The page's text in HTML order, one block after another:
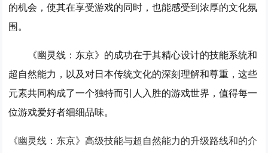
的机会，使其在享受游戏的同时，也能感受到浓厚的文化氛
围。
《幽灵线：东京》的成功在于其精心设计的技能系统和
超自然能力，以及对日本传统文化的深刻理解和尊重，这些
元素共同构成了一个独特而引人入胜的游戏世界，值得每一
位游戏爱好者细细品味。
《幽灵线：东京》高级技能与超自然能力的升级路线和的介